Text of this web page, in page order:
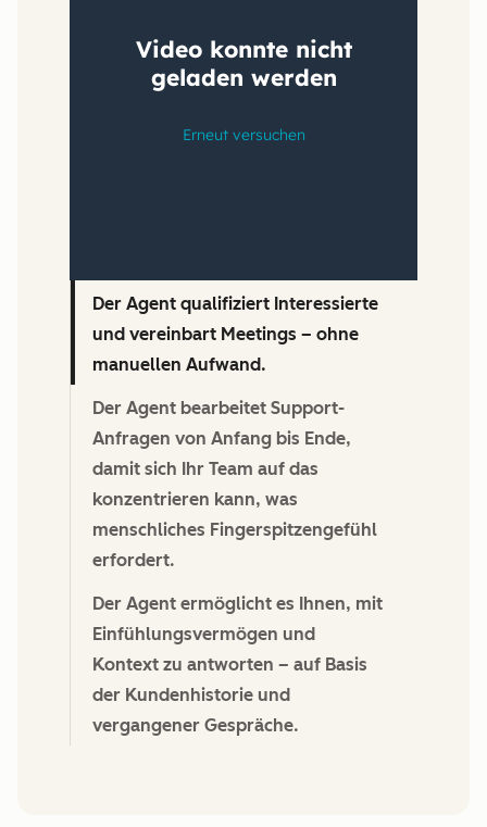
Der Agent qualifiziert Interessierte
und vereinbart Meetings – ohne
manuellen Aufwand.
Der Agent bearbeitet Support-
Anfragen von Anfang bis Ende,
damit sich Ihr Team auf das
konzentrieren kann, was
menschliches Fingerspitzengefühl
erfordert.
Der Agent ermöglicht es Ihnen, mit
Einfühlungsvermögen und
Kontext zu antworten – auf Basis
der Kundenhistorie und
vergangener Gespräche.